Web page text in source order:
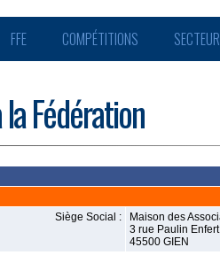
FFE COMPÉTITIONS
Fédération
Siège Social :
Maison des
3 rue Paulin Enfert
45500 GIEN